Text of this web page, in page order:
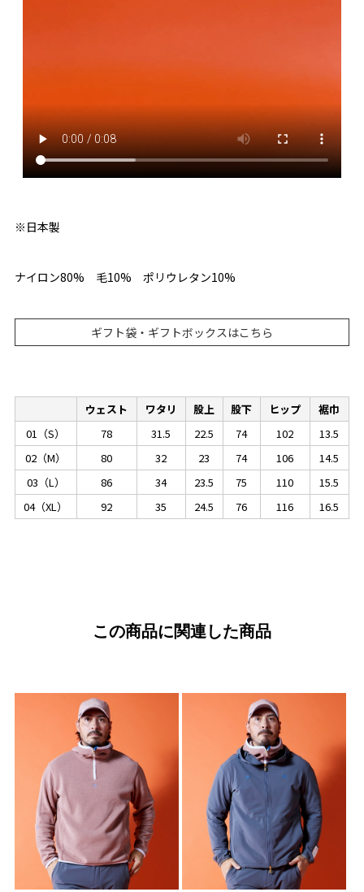
※日本製
ナイロン80% 毛10% ポリウレタン10%
ギフト袋・ギフトボックスはこちら
ウェスト ワタリ 股上 股下 ヒップ
裾巾
01（S）
78 31.5 22.5 74 102
13.5
02（M）
80 32 23 74 106
14.5
03（L）
86 34 23.5 75 110
15.5
04（XL）
92 35 24.5 76 116 16.5
この商品に関連した商品